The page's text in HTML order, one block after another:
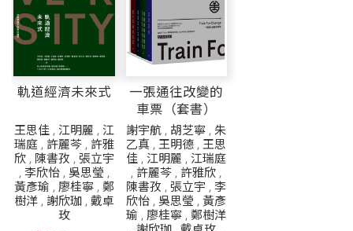
軌道經濟未來式
王思佳, 江明麗 , 江
瑞庭, 許麗芩, 許雅
欣, 陳書孜 , 張立宇
, 李欣怡, 吳思瑩 ,
黃彥瑜 , 廖桂寧, 鄭
樹洋, 謝欣珈, 戴卓
玫
一張通往改變的
車票（套書）
謝宇航 , 胡芝寧 ,朱
乙真 ,王明德 ,王思
佳 , 江明麗 , 江瑞庭
, 許麗芩 , 許雅欣 ,
陳書孜 , 張立宇 ,李
欣怡 , 吳思瑩 ,黃彥
瑜 ,廖桂寧 ,鄭樹洋